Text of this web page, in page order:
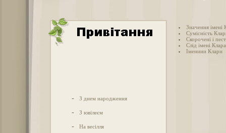
- З днем народження
- З ювілеєм
- На весілля
Значення імені
Сумісність
Скорочені і
Слід імені Клара
Іменини Клари